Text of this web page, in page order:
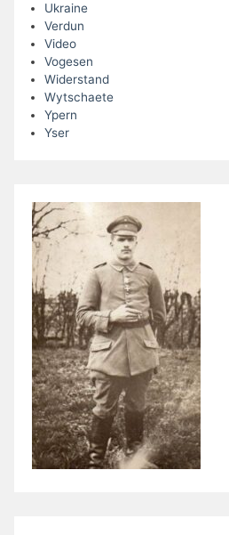
Ukraine
Verdun
Video
Vogesen
Widerstand
Wytschaete
Ypern
Yser